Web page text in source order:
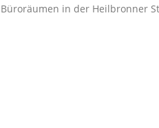
in der Heilbronner